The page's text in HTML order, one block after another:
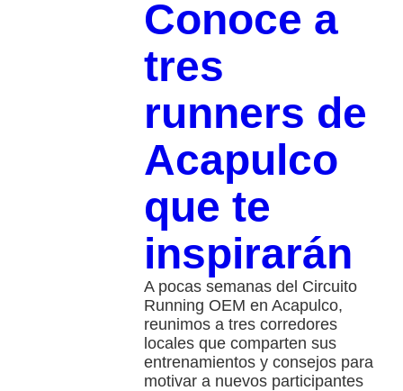
Conoce a
tres
runners de
Acapulco
que te
inspirarán
A pocas semanas del Circuito
Running OEM en Acapulco,
reunimos a tres corredores
locales que comparten sus
entrenamientos y consejos para
motivar a nuevos participantes